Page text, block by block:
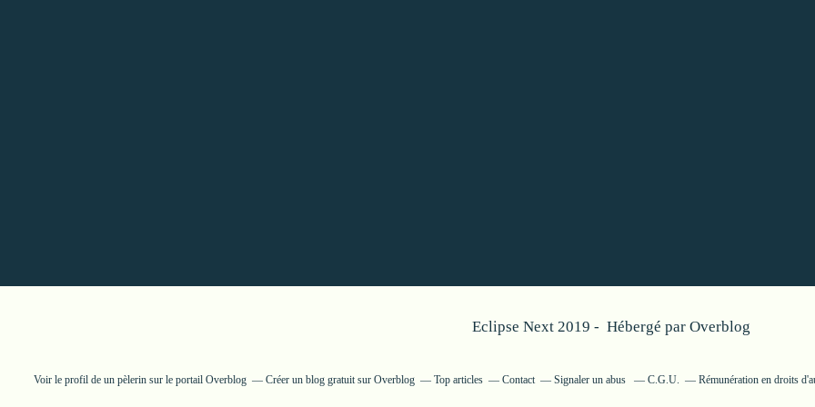
Eclipse Next 2019 - Hébergé par Overblog
Voir le profil de un pèlerin sur le portail Overblog Créer un blog gratuit sur Overblog Top articles Contact Signaler un abus C.G.U. Rémunération en droits